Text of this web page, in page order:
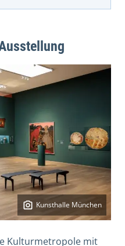
Kunsthalle München
Kulturmetropole mit